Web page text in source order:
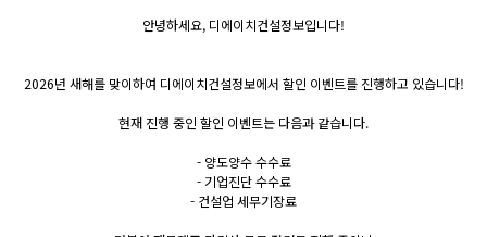
안녕하세요, 디에이치건설정보입니다!
2026년 새해를 맞이하여 디에이치건설정보에서 할인 이벤트를 진행하고 있습니다!
현재 진행 중인 할인 이벤트는 다음과 같습니다.
- 양도양수 수수료
- 기업진단 수수료
- 건설업 세무기장료